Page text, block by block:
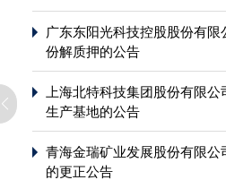
广东东阳光科技控股股份有
份解质押的公告
上海北特科技集团股份有限
生产基地的公告
青海金瑞矿业发展股份有限公
的更正公告